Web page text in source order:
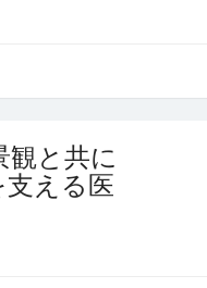
と共に
える医